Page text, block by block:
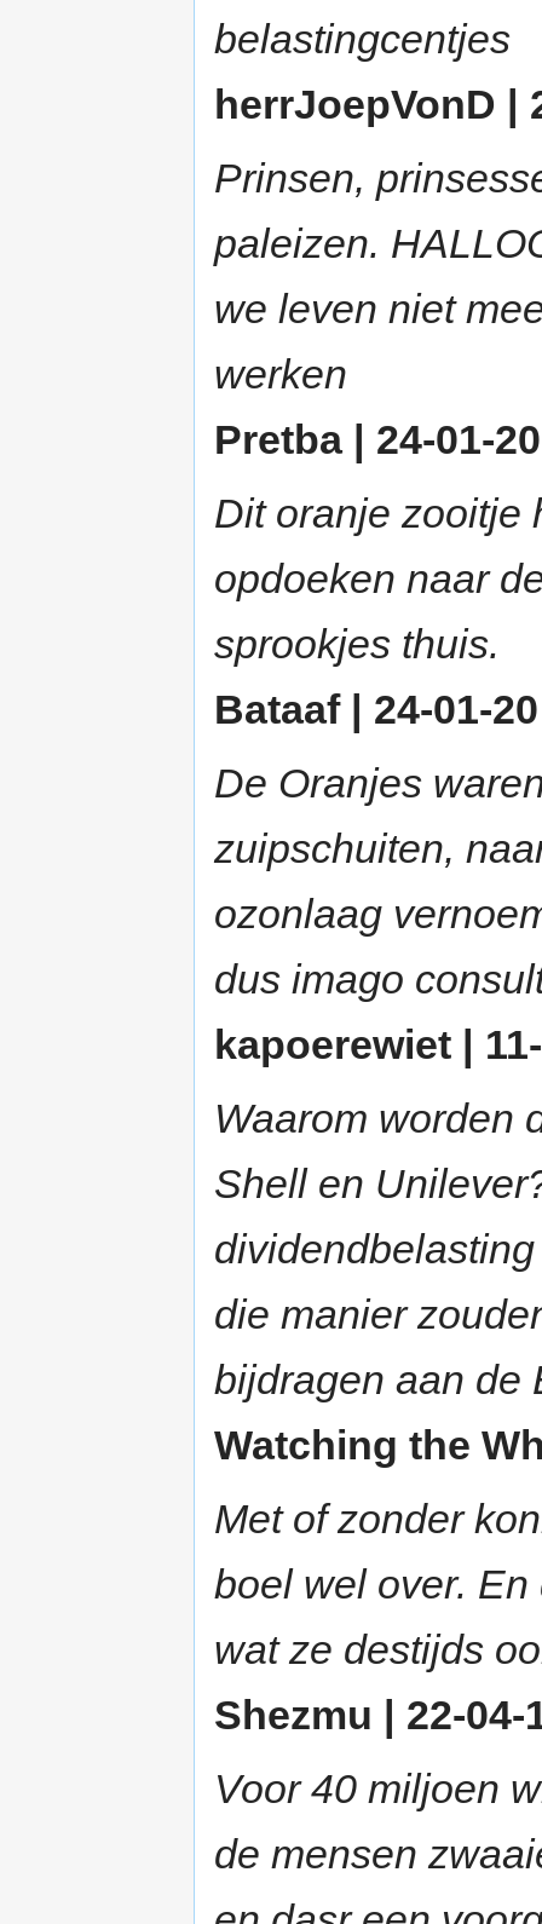
belastingcentjes
herrJoepVonD |
Prinsen,
paleizen.
we leven niet
werken
Pretba | 24-01-
Dit oranje zooitje
opdoeken naar
sprookjes thuis.
Bataaf | 24-01-
De Oranjes
zuipschuiten,
ozonlaag
dus imago
kapoerewiet |
Waarom worden
Shell en
die manier
bijdragen aan de
Watching the
Met of zonder
boel wel over.
wat ze destijds
Shezmu | 22-04-
Voor 40 miljoen
de mensen